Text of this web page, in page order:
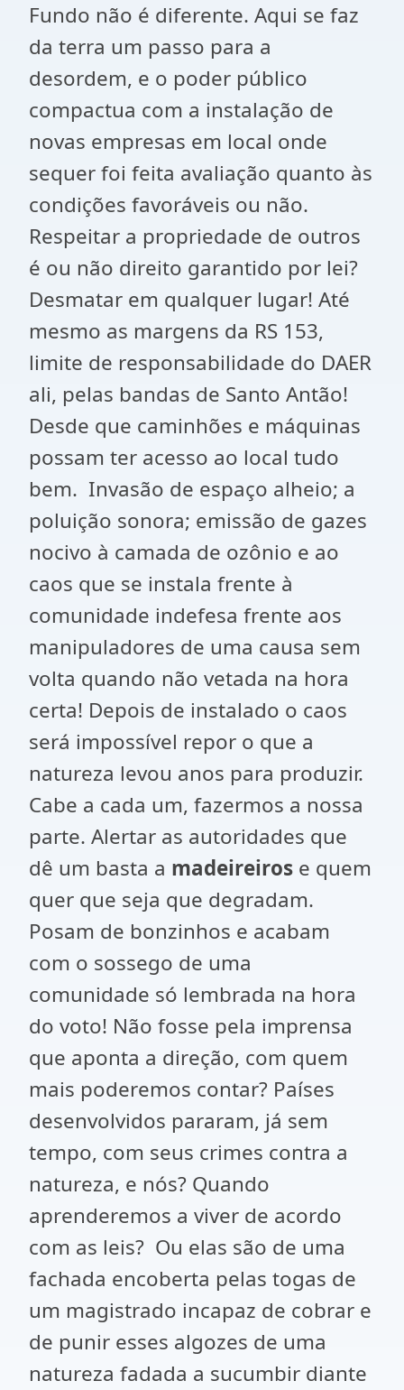
Fundo não é diferente. Aqui se faz
da terra um passo para a
desordem, e o poder público
compactua com a instalação de
novas empresas em local onde
sequer foi feita avaliação quanto às
condições favoráveis ou não.
Respeitar a propriedade de outros
é ou não direito garantido por lei?
Desmatar em qualquer lugar! Até
mesmo as margens da RS 153,
limite de responsabilidade do DAER
ali, pelas bandas de Santo Antão!
Desde que caminhões e máquinas
possam ter acesso ao local tudo
bem. Invasão de espaço alheio; a
poluição sonora; emissão de gazes
nocivo à camada de ozônio e ao
caos que se instala frente à
comunidade indefesa frente aos
manipuladores de uma causa sem
volta quando não vetada na hora
certa! Depois de instalado o caos
será impossível repor o que a
natureza levou anos para produzir.
Cabe a cada um, fazermos a nossa
parte. Alertar as autoridades que
dê um basta a madeireiros e quem
quer que seja que degradam.
Posam de bonzinhos e acabam
com o sossego de uma
comunidade só lembrada na hora
do voto! Não fosse pela imprensa
que aponta a direção, com quem
mais poderemos contar? Países
desenvolvidos pararam, já sem
tempo, com seus crimes contra a
natureza, e nós? Quando
aprenderemos a viver de acordo
com as leis? Ou elas são de uma
fachada encoberta pelas togas de
um magistrado incapaz de cobrar e
de punir esses algozes de uma
natureza fadada a sucumbir diante